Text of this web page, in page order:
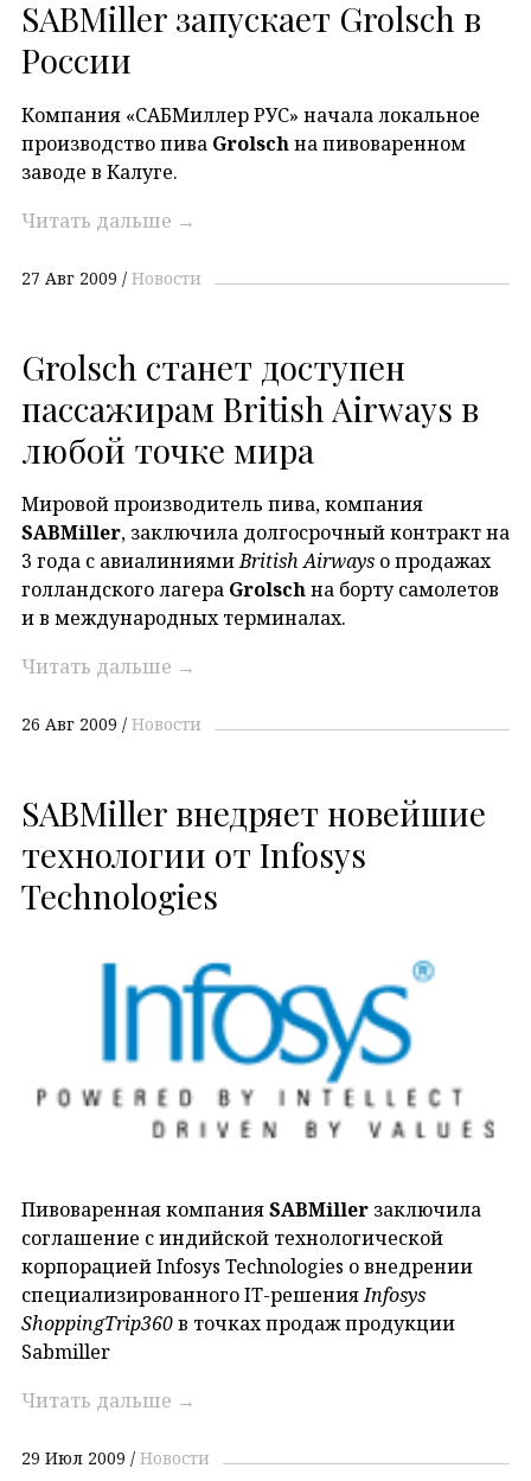
SABMiller запускает Grolsch в
России
Компания «САБМиллер РУС» начала локальное
производство пива Grolschна пивоваренном
заводе в Калуге.
Читать дальше →
27 Авг 2009 Новости
Grolsch станет доступен
пассажирам British Airways в
любой точке мира
Мировой производитель пива, компания
SABMiller, заключила долгосрочный контракт на
3 года с авиалиниямиBritish Airways о продажах
голландского лагера Grolschна борту самолетов
и в международных терминалах.
Читать дальше →
26 Авг 2009 Новости
SABMiller внедряет новейшие
технологии от Infosys
Technologies
Пивоваренная компанияSABMiller заключила
соглашение с индийской технологической
корпорацией Infosys Technologies о внедрении
специализированного IT-решенияInfosys
ShoppingTrip360в точках продаж продукции
Sabmiller
Читать дальше →
29 Июл 2009 Новости